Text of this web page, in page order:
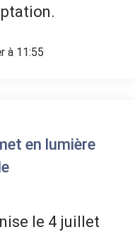
à 11:55
en lumière
le 4 juillet